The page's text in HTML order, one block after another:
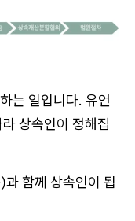
는 일입니다. 유언
상속인이 정해집
함께 상속인이 됩